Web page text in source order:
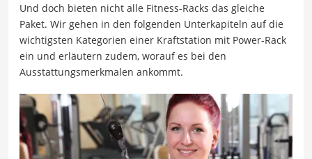
Und doch bieten nicht alle Fitness-Racks das gleiche
Paket. Wir gehen in den folgenden Unterkapiteln auf die
wichtigsten Kategorien einer Kraftstation mit Power-Rack
ein und erläutern zudem, worauf es bei den
Ausstattungsmerkmalen ankommt.